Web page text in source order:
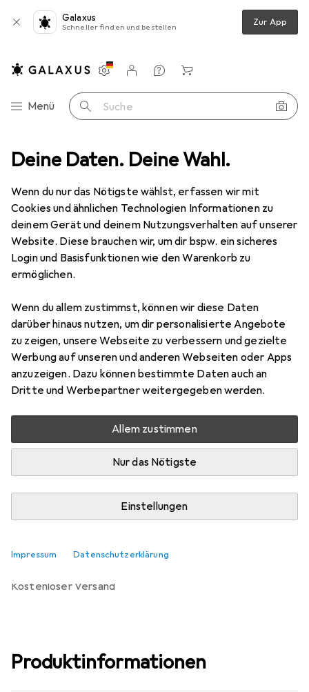
Deine Daten. Deine Wahl.
Wenn du nur das Nötigste wählst, erfassen wir mit
Cookies und ähnlichen Technologien Informationen zu
deinem Gerät und deinem Nutzungsverhalten auf unserer
Website. Diese brauchen wir, um dir bspw. ein sicheres
Login und Basisfunktionen wie den Warenkorb zu
ermöglichen.
Wenn du allem zustimmst, können wir diese Daten
darüber hinaus nutzen, um dir personalisierte Angebote
zu zeigen, unsere Webseite zu verbessern und gezielte
Werbung auf unseren und anderen Webseiten oder Apps
anzuzeigen. Dazu können bestimmte Daten auch an
Dritte und Werbepartner weitergegeben werden.
Allem zustimmen
Nur das Nötigste
Einstellungen
Impressum Datenschutzerklärung
Galaxus
Schneller finden und bestellen Zur App
Navigation nach Kategorien
Menü Suche
Einstellungen
Kundenkonto
Vergleichslisten
Merklisten
Warenkorb
Kaiser Fototechnik Kaiser Reprostativ RS 2 XA
6 Bilder
Kaiser FototechnikKaiser Reprostativ
RS 2 XA
Preis in EUR inkl. MwSt.
EUR
274,99
9
Bewertungen Marke
Mehr von Kaiser
Fototechnik
Nur 3 Stück an Lager beim Lieferanten
Lieferort angeben für genaue Lieferzeit
In den Warenkorb
Vergleichen
kostenloser Versand
Produktinformationen